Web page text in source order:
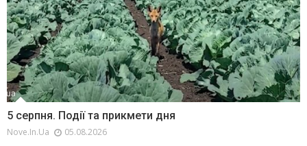
5 серпня. Події та прикмети дня
Nove.in.ua 05.08.2026